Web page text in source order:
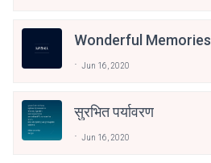
Wonderful Memories
Jun 16, 2020
सुरभित पर्यावरण
Jun 16, 2020